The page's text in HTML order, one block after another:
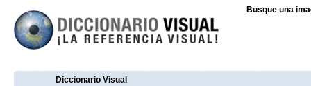
Busque una
Diccionario Visual